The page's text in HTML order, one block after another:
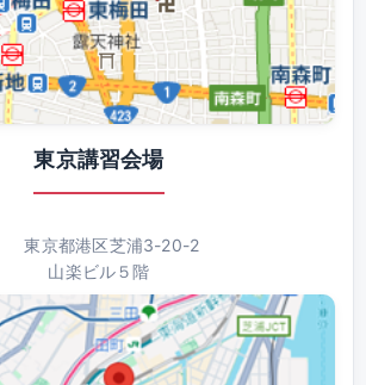
東京講習会場
東京都港区芝浦3-20-2
山楽ビル５階